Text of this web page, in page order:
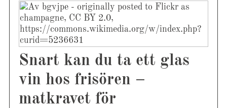
Snart kan du ta ett glas
vin hos frisören –
matkravet för